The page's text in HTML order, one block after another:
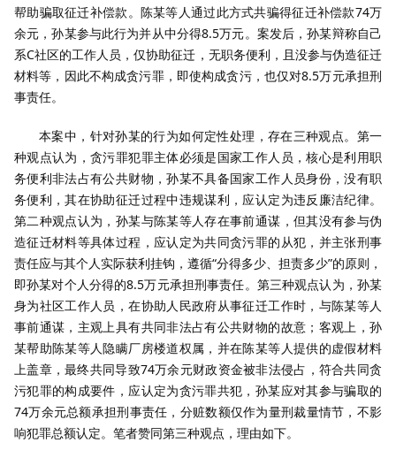
帮助骗取征迁补偿款。陈某等人通过此方式共骗得征迁补偿款74万
余元，孙某参与此行为并从中分得8.5万元。案发后，孙某辩称自己
系C社区的工作人员，仅协助征迁，无职务便利，且没参与伪造征迁
材料等，因此不构成贪污罪，即使构成贪污，也仅对8.5万元承担刑
事责任。
本案中，针对孙某的行为如何定性处理，存在三种观点。第一
种观点认为，贪污罪犯罪主体必须是国家工作人员，核心是利用职
务便利非法占有公共财物，孙某不具备国家工作人员身份，没有职
务便利，其在协助征迁过程中违规谋利，应认定为违反廉洁纪律。
第二种观点认为，孙某与陈某等人存在事前通谋，但其没有参与伪
造征迁材料等具体过程，应认定为共同贪污罪的从犯，并主张刑事
责任应与其个人实际获利挂钩，遵循“分得多少、担责多少”的原则，
即孙某对个人分得的8.5万元承担刑事责任。第三种观点认为，孙某
身为社区工作人员，在协助人民政府从事征迁工作时，与陈某等人
事前通谋，主观上具有共同非法占有公共财物的故意；客观上，孙
某帮助陈某等人隐瞒厂房楼道权属，并在陈某等人提供的虚假材料
上盖章，最终共同导致74万余元财政资金被非法侵占，符合共同贪
污犯罪的构成要件，应认定为贪污罪共犯，孙某应对其参与骗取的
74万余元总额承担刑事责任，分赃数额仅作为量刑裁量情节，不影
响犯罪总额认定。笔者赞同第三种观点，理由如下。